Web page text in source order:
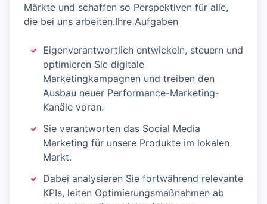
Märkte und schaffen so Perspektiven für alle,
die bei uns arbeiten.Ihre Aufgaben
Eigenverantwortlich entwickeln, steuern und
optimieren Sie digitale
Marketingkampagnen und treiben den
Ausbau neuer Performance-Marketing-
Kanäle voran.
Sie verantworten das Social Media
Marketing für unsere Produkte im lokalen
Markt.
Dabei analysieren Sie fortwährend relevante
KPIs, leiten Optimierungsmaßnahmen ab